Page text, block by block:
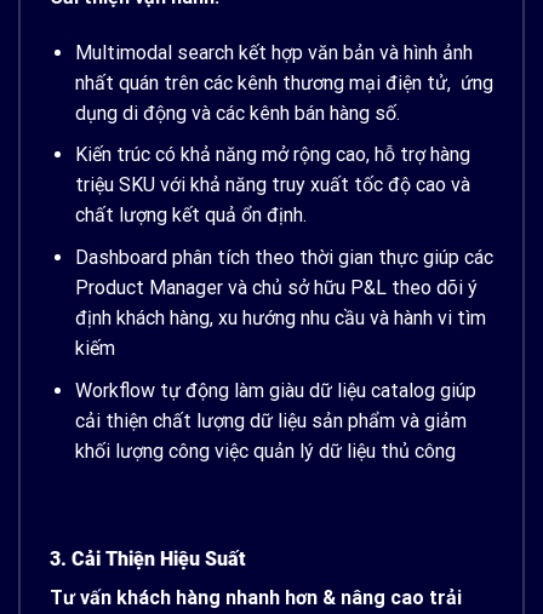
Multimodal search kết hợp văn bản và hình ảnh
nhất quán trên các kênh thương mại điện tử, ứng
dụng di động và các kênh bán hàng số.
Kiến trúc có khả năng mở rộng cao, hỗ trợ hàng
triệu SKU với khả năng truy xuất tốc độ cao và
chất lượng kết quả ổn định.
Dashboard phân tích theo thời gian thực giúp các
Product Manager và chủ sở hữu P&L theo dõi ý
định khách hàng, xu hướng nhu cầu và hành vi tìm
kiếm
Workflow tự động làm giàu dữ liệu catalog giúp
cải thiện chất lượng dữ liệu sản phẩm và giảm
khối lượng công việc quản lý dữ liệu thủ công
3. Cải Thiện Hiệu Suất
Tư vấn khách hàng nhanh hơn & nâng cao trải